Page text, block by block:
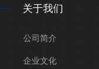
关于我们
公司简介
企业文化